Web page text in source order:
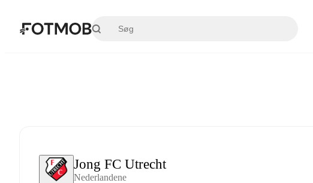
Jong FC Utrecht
Nederlandene